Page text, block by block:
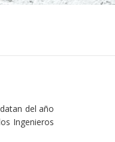
del año
Ingenieros